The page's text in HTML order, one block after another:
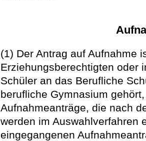
(1) Der Antrag auf Aufnahme
Erziehungsberechtigten oder
Schüler an das Berufliche
berufliche Gymnasium
Aufnahmeanträge, die nach
werden im Auswahlverfahren
eingegangenen